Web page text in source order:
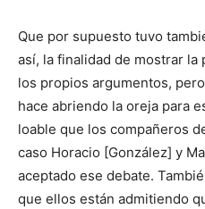
Que por supuesto tuvo
así, la finalidad de mostrar
los propios argumentos,
hace abriendo la oreja para
loable que los compañeros
caso Horacio [González] y
aceptado ese debate.
que ellos están admitiendo